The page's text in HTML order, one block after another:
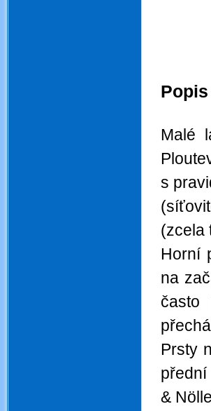
Malé
s
(zcela
Horní
na
často
Prsty
&